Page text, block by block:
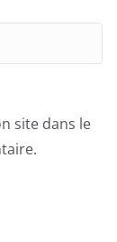
site dans le